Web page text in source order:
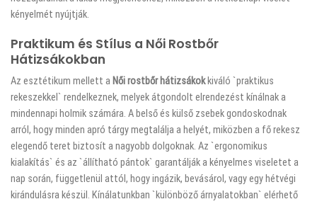
kényelmét nyújtják.
Praktikum és Stílus a Női Rostbőr
Hátizsákokban
Az esztétikum mellett a Női rostbőr hátizsákokkiváló `praktikus
rekeszekkel` rendelkeznek, melyek átgondolt elrendezést kínálnak a
mindennapi holmik számára. A belső és külső zsebek gondoskodnak
arról, hogy minden apró tárgy megtalálja a helyét, miközben a fő rekesz
elegendő teret biztosít a nagyobb dolgoknak. Az `ergonomikus
kialakítás` és az `állítható pántok` garantálják a kényelmes viseletet a
nap során, függetlenül attól, hogy ingázik, bevásárol, vagy egy hétvégi
kirándulásra készül. Kínálatunkban `különböző árnyalatokban` elérhető